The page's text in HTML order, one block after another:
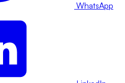
WhatsApp